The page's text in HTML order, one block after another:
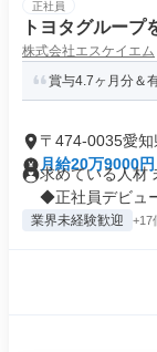
正社員
トヨタグループ
株式会社エスケイエム
賞与4.7ヶ月分＆
〒474-0035愛
月給20万9000
求めている人
◆正社員デビュ
業界未経験歓迎 +17